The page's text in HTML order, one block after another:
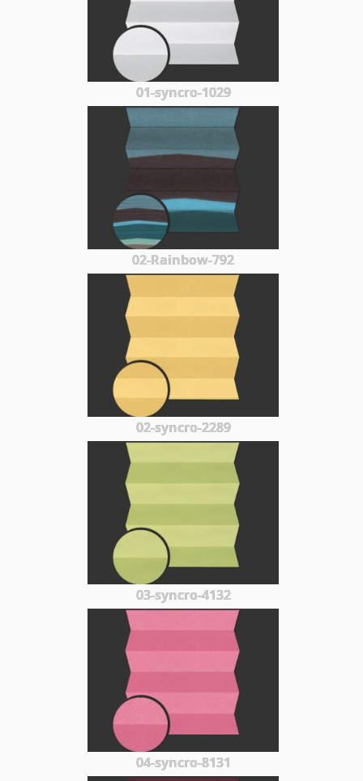
01-syncro-1029
02-Rainbow-792
02-syncro-2289
03-syncro-4132
04-syncro-8131